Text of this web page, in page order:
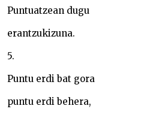
Puntuatzean dugu
erantzukizuna.
5.
Puntu erdi bat gora
puntu erdi behera,